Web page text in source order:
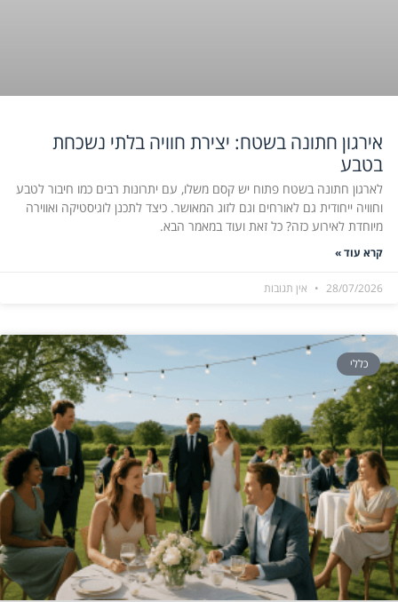
אירגון חתונה בשטח: יצירת חוויה בלתי נשכחת
בטבע
לארגון חתונה בשטח פתוח יש קסם משלו, עם יתרונות רבים כמו חיבור לטבע
וחוויה ייחודית גם לאורחים וגם לזוג המאושר. כיצד לתכנן לוגיסטיקה ואווירה
מיוחדת לאירוע כזה? כל זאת ועוד במאמר הבא.
קרא עוד »
28/07/2026 אין תגובות
כללי